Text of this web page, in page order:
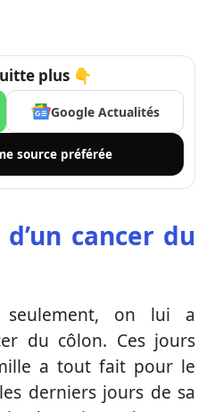
plus 👇
Google Actualités
source préférée
cancer du
on lui a
du côlon. Ces jours
a tout fait pour le
derniers jours de sa